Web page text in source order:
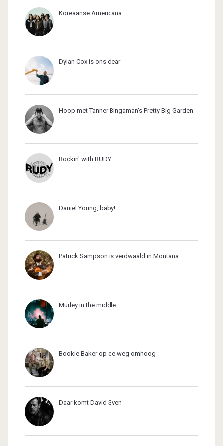
Koreaanse Americana
Dylan Cox is ons dear
Hoop met Tanner Bingaman's Pretty Big Garden
Rockin' with RUDY
Daniel Young, baby!
Patrick Sampson is verdwaald in Montana
Murley in the middle
Bookie Baker op de weg omhoog
Daar komt David Sven